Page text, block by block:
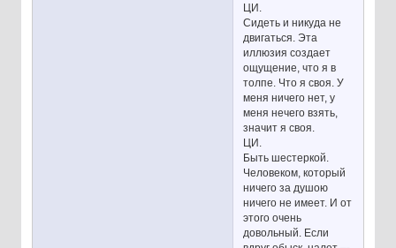
ЦИ.
Сидеть и никуда не
двигаться. Эта
иллюзия создает
ощущение, что я в
толпе. Что я своя. У
меня ничего нет, у
меня нечего взять,
значит я своя.
ЦИ.
Быть шестеркой.
Человеком, который
ничего за душою
ничего не имеет. И от
этого очень
довольный. Если